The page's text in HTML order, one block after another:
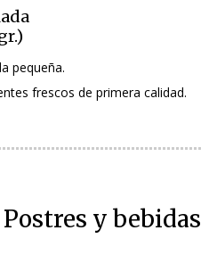
pequeña.
frescos de primera calidad.
Postres y bebidas